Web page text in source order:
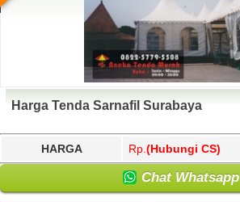
Harga Tenda Sarnafil Surabaya
HARGA Rp. (Hubungi CS)
Chat Whatsapp